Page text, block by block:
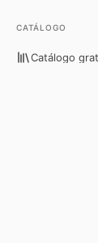
CATÁLOGO
Catálogo